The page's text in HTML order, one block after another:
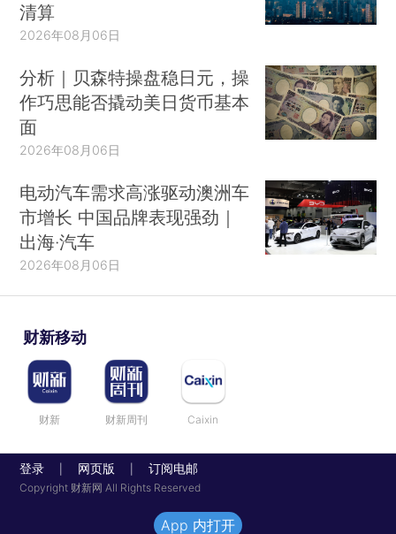
清算
2026年08月06日
分析｜贝森特操盘稳日元，操
作巧思能否撬动美日货币基本
面
2026年08月06日
电动汽车需求高涨驱动澳洲车
市增长 中国品牌表现强劲｜
出海·汽车
2026年08月06日
财新移动
财新 财新周刊 Caixin
登录 网页版 订阅电邮
Copyright 财新网 All Rights Reserved
App 内打开